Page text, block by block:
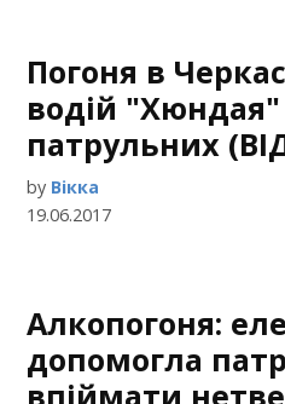
Погоня в
водій "Хюндая"
патрульних
by Вікка
19.06.2017
Алкопогоня:
допомогла
впіймати